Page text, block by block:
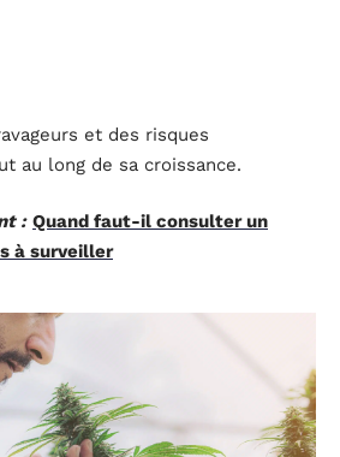
et des risques
au long de sa croissance.
: Quand faut-il consulter un
à surveiller